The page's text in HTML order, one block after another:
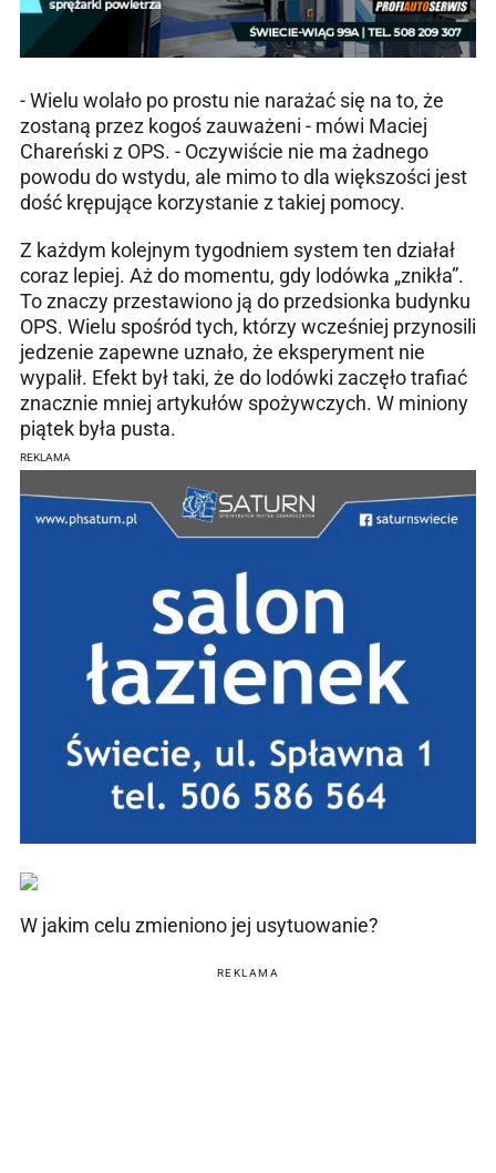
- Wielu wolało po prostu nie narażać się na to, że
zostaną przez kogoś zauważeni - mówi Maciej
Chareński z OPS. - Oczywiście nie ma żadnego
powodu do wstydu, ale mimo to dla większości jest
dość krępujące korzystanie z takiej pomocy.
Z każdym kolejnym tygodniem system ten działał
coraz lepiej. Aż do momentu, gdy lodówka „znikła”.
To znaczy przestawiono ją do przedsionka budynku
OPS. Wielu spośród tych, którzy wcześniej przynosili
jedzenie zapewne uznało, że eksperyment nie
wypalił. Efekt był taki, że do lodówki zaczęło trafiać
znacznie mniej artykułów spożywczych. W miniony
piątek była pusta.
REKLAMA
W jakim celu zmieniono jej usytuowanie?
REKLAMA